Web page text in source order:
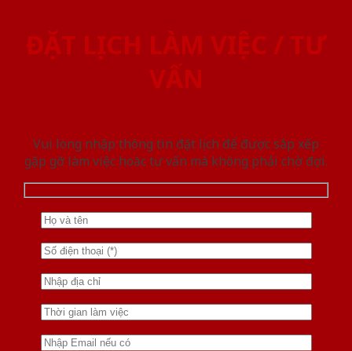
ĐẶT LỊCH LÀM VIỆC / TƯ
VẤN
Vui lòng nhập thông tin đặt lịch để được sắp xếp
gặp gỡ làm việc hoăc tư vấn mà không phải chờ đợi.